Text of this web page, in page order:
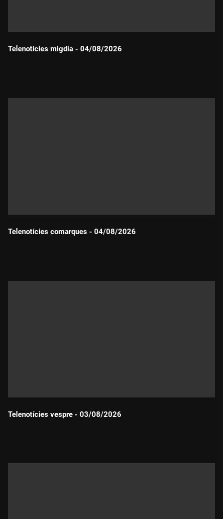
Telenotícies migdia - 04/08/2026
Telenotícies comarques - 04/08/2026
Telenotícies vespre - 03/08/2026